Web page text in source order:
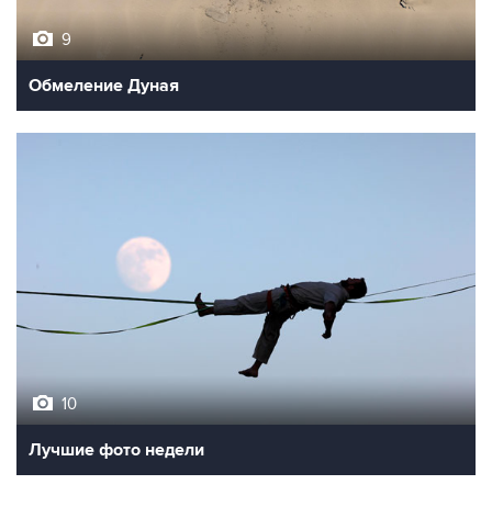
9
Обмеление Дуная
10
Лучшие фото недели